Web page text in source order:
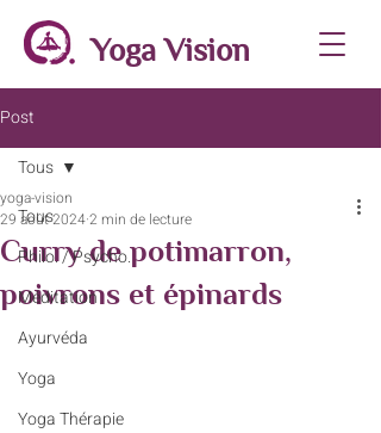
Yoga Vision
Post
Tous
Philo. / Psycho.
Méditation
Ayurvéda
Yoga
Yoga Thérapie
Tous
Curry de potimarron,
poivrons et épinards
yoga-vision
29 août 20242 min de lecture